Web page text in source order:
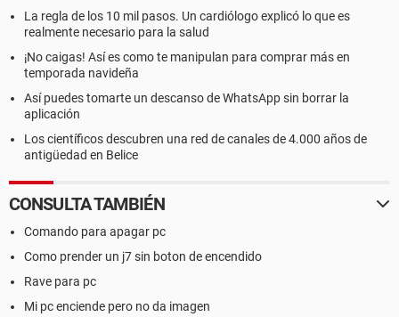
La regla de los 10 mil pasos. Un cardiólogo explicó lo que es
realmente necesario para la salud
¡No caigas! Así es como te manipulan para comprar más en
temporada navideña
Así puedes tomarte un descanso de WhatsApp sin borrar la
aplicación
Los científicos descubren una red de canales de 4.000 años de
antigüedad en Belice
CONSULTA TAMBIÉN
Comando para apagar pc
Como prender un j7 sin boton de encendido
Rave para pc
Mi pc enciende pero no da imagen